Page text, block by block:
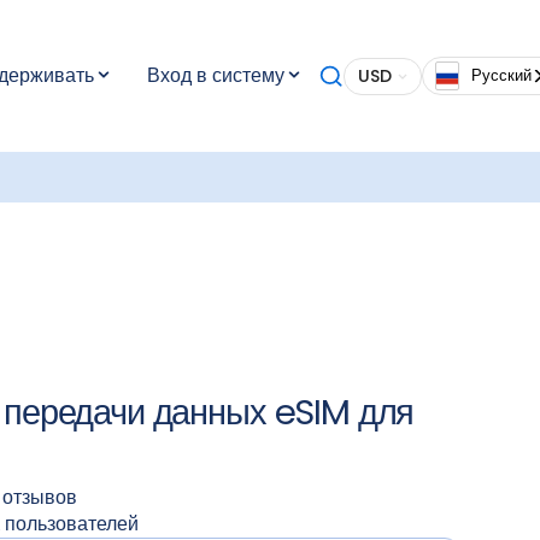
и
Вход в систему USD Русский
данных eSIM для